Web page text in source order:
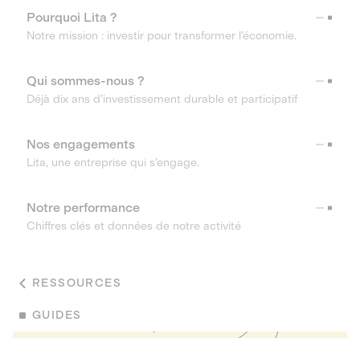
Pourquoi Lita ?
Notre mission : investir pour transformer l’économie.
Qui sommes-nous ?
Déjà dix ans d’investissement durable et participatif
Nos engagements
Lita, une entreprise qui s’engage.
Notre performance
Chiffres clés et données de notre activité
RESSOURCES
GUIDES